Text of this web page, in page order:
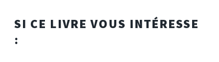
SI CE LIVRE VOUS INTÉRESSE
: